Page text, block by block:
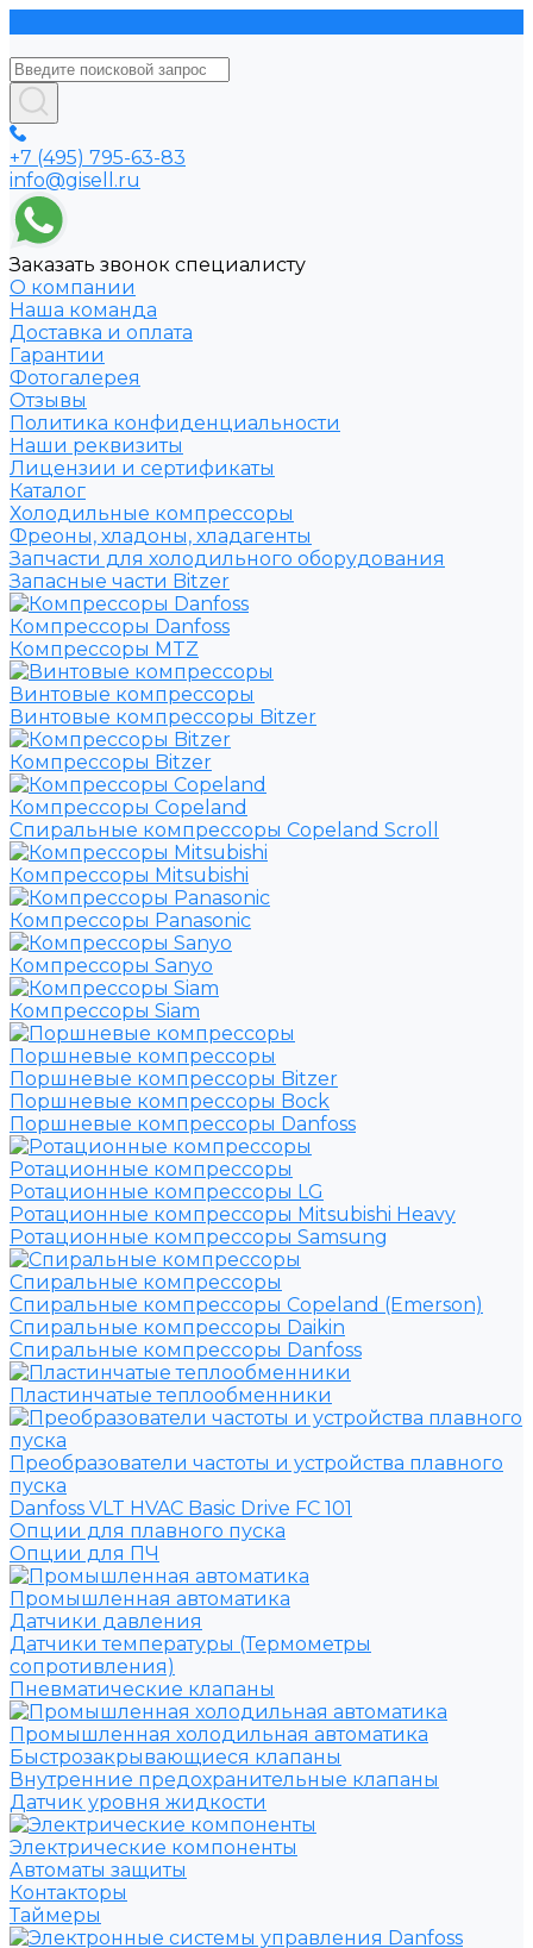
+7 (495) 795-63-83
info@gisell.ru
Заказать звонок специалисту
О компании
Наша команда
Доставка и оплата
Гарантии
Фотогалерея
Отзывы
Политика конфиденциальности
Наши реквизиты
Лицензии и сертификаты
Каталог
Холодильные компрессоры
Фреоны, хладоны, хладагенты
Запчасти для холодильного оборудования
Запасные части Bitzer
Компрессоры Danfoss
Компрессоры MTZ
Винтовые компрессоры
Винтовые компрессоры Bitzer
Компрессоры Bitzer
Компрессоры Copeland
Спиральные компрессоры Copeland Scroll
Компрессоры Mitsubishi
Компрессоры Panasonic
Компрессоры Sanyo
Компрессоры Siam
Поршневые компрессоры
Поршневые компрессоры Bitzer
Поршневые компрессоры Bock
Поршневые компрессоры Danfoss
Ротационные компрессоры
Ротационные компрессоры LG
Ротационные компрессоры Mitsubishi Heavy
Ротационные компрессоры Samsung
Спиральные компрессоры
Спиральные компрессоры Copeland (Emerson)
Спиральные компрессоры Daikin
Спиральные компрессоры Danfoss
Пластинчатые теплообменники
Преобразователи частоты и устройства плавного
пуска
Danfoss VLT HVAC Basic Drive FC 101
Опции для плавного пуска
Опции для ПЧ
Промышленная автоматика
Датчики давления
Датчики температуры (Термометры
сопротивления)
Пневматические клапаны
Промышленная холодильная автоматика
Быстрозакрывающиеся клапаны
Внутренние предохранительные клапаны
Датчик уровня жидкости
Электрические компоненты
Автоматы защиты
Контакторы
Таймеры